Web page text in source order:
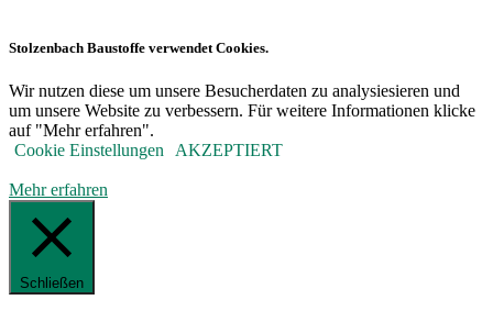
Stolzenbach Baustoffe verwendet Cookies.
Wir nutzen diese um unsere Besucherdaten zu analysiesieren und
um unsere Website zu verbessern. Für weitere Informationen klicke
auf "Mehr erfahren".
Cookie Einstellungen
AKZEPTIERT
Mehr erfahren
Schließen